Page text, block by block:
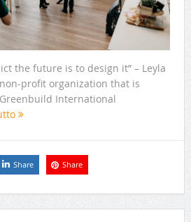
the future is to design it” – Leyla
non-profit organization that is
International
Share Share